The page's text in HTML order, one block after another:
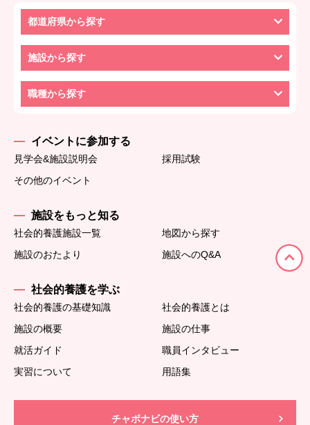
都道府県から探す
施設から探す
職種から探す
イベントに参加する
見学会&施設説明会
採用試験
その他のイベント
施設をもっと知る
社会的養護施設一覧
地図から探す
施設のおたより
施設へのQ&A
社会的養護を学ぶ
社会的養護の基礎知識
社会的養護とは
施設の概要
施設の仕事
就活ガイド
職員インタビュー
実習について
用語集
チャボナビの使い方